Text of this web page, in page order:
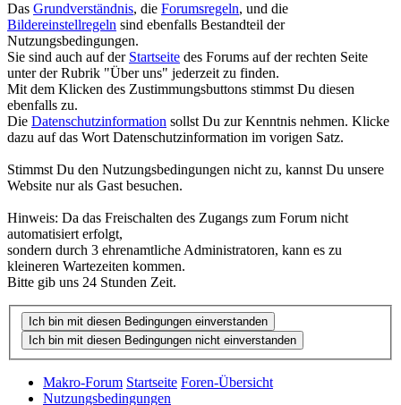
Das Grundverständnis, die Forumsregeln, und die
Bildereinstellregeln sind ebenfalls Bestandteil der
Nutzungsbedingungen.
Sie sind auch auf der Startseite des Forums auf der rechten Seite
unter der Rubrik "Über uns" jederzeit zu finden.
Mit dem Klicken des Zustimmungsbuttons stimmst Du diesen
ebenfalls zu.
Die Datenschutzinformation sollst Du zur Kenntnis nehmen. Klicke
dazu auf das Wort Datenschutzinformation im vorigen Satz.
Stimmst Du den Nutzungsbedingungen nicht zu, kannst Du unsere
Website nur als Gast besuchen.
Hinweis: Da das Freischalten des Zugangs zum Forum nicht
automatisiert erfolgt,
sondern durch 3 ehrenamtliche Administratoren, kann es zu
kleineren Wartezeiten kommen.
Bitte gib uns 24 Stunden Zeit.
Makro-Forum Startseite Foren-Übersicht
Nutzungsbedingungen